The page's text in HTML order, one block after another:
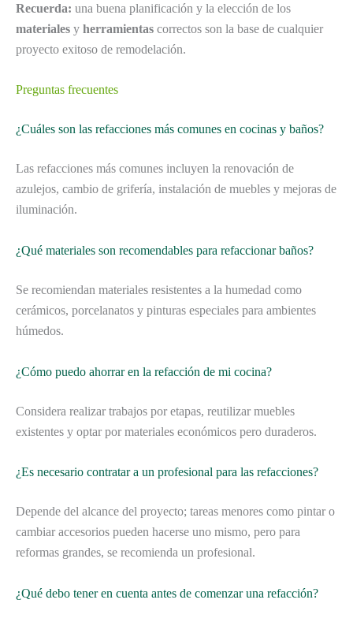
Recuerda: una buena planificación y la elección de los
materiales y herramientas correctos son la base de cualquier
proyecto exitoso de remodelación.
Preguntas frecuentes
¿Cuáles son las refacciones más comunes en cocinas y baños?
Las refacciones más comunes incluyen la renovación de
azulejos, cambio de grifería, instalación de muebles y mejoras de
iluminación.
¿Qué materiales son recomendables para refaccionar baños?
Se recomiendan materiales resistentes a la humedad como
cerámicos, porcelanatos y pinturas especiales para ambientes
húmedos.
¿Cómo puedo ahorrar en la refacción de mi cocina?
Considera realizar trabajos por etapas, reutilizar muebles
existentes y optar por materiales económicos pero duraderos.
¿Es necesario contratar a un profesional para las refacciones?
Depende del alcance del proyecto; tareas menores como pintar o
cambiar accesorios pueden hacerse uno mismo, pero para
reformas grandes, se recomienda un profesional.
¿Qué debo tener en cuenta antes de comenzar una refacción?